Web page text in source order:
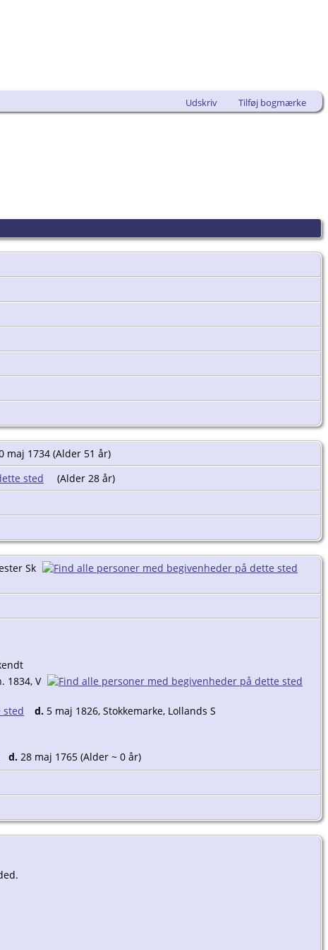
Udskriv Tilføj bogmærke
maj 1734 (Alder 51 år)
(Alder 28 år)
Sk
1834, V
d. 5 maj 1826, Stokkemarke, Lollands S
d. 28 maj 1765 (Alder ~ 0 år)